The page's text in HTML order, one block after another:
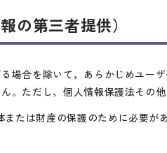
の第三者提供）
場合を除いて，あらかじめユー
。ただし，個人情報保護法その
または財産の保護のために必要が